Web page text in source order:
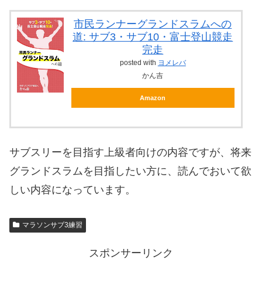
市民ランナーグランドスラムへの
道: サブ3・サブ10・富士登山競走
完走
posted with ヨメレバ
かん吉
Amazon
サブスリーを目指す上級者向けの内容ですが、将来
グランドスラムを目指したい方に、読んでおいて欲
しい内容になっています。
マラソンサブ3練習
スポンサーリンク